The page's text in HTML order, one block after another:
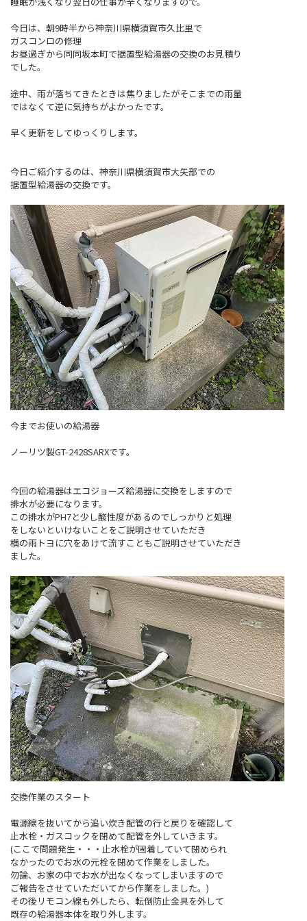
今日は、朝9時半から神奈川県横須賀市久比里で
ガスコンロの修理
お昼過ぎから同同坂本町で据置型給湯器の交換のお見積り
でした。
途中、雨が落ちてきたときは焦りましたがそこまでの雨量
ではなくて逆に気持ちがよかったです。
早く更新をしてゆっくりします。
今日ご紹介するのは、神奈川県横須賀市大矢部での
据置型給湯器の交換です。
今までお使いの給湯器
ノーリツ製GT-2428SARXです。
今回の給湯器はエコジョーズ給湯器に交換をしますので
排水が必要になります。
この排水がPH7と少し酸性度があるのでしっかりと処理
をしないといけないことをご説明させていただき
横の雨トヨに穴をあけて流すこともご説明させていただき
ました。
交換作業のスタート
電源線を抜いてから追い炊き配管の行と戻りを確認して
止水栓・ガスコックを閉めて配管を外していきます。
(ここで問題発生・・・止水栓が固着していて閉められ
なかったのでお水の元栓を閉めて作業をしました。
勿論、お家の中でお水が出なくなってしまいますので
ご報告をさせていただいてから作業をしました。)
その後リモコン線も外したら、転倒防止金具を外して
既存の給湯器本体を取り外します。